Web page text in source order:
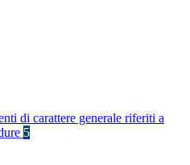
di carattere generale riferiti a
5